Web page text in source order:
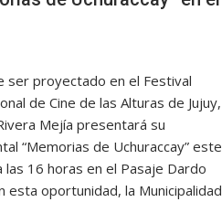
ser proyectado en el Festival
de Cine de las Alturas de Jujuy,
Mejía presentará su
“Memorias de Uchuraccay” este
las 16 horas en el Pasaje Dardo
esta oportunidad, la Municipalidad